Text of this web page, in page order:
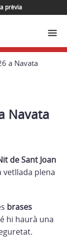
prèvia
a Navata
Navata
de Sant Joan
vetllada plena
brases
hi haurà una